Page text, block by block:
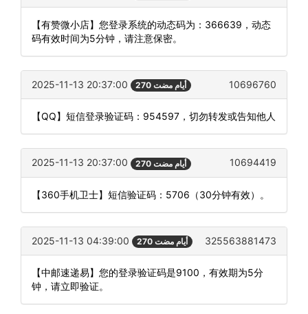
【有赞微小店】您登录系统的动态码为：366639，动态
码有效时间为5分钟，请注意保密。
2025-11-13 20:37:00 270 أيام مضت 10696760
【QQ】短信登录验证码：954597，切勿转发或告知他人
2025-11-13 20:37:00 270 أيام مضت 10694419
【360手机卫士】短信验证码：5706（30分钟有效）。
2025-11-13 04:39:00 270 أيام مضت 325563881473
【中邮速递易】您的登录验证码是9100，有效期为5分
钟，请立即验证。